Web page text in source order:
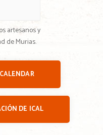
artesanos y
de Murias.
DE ICAL